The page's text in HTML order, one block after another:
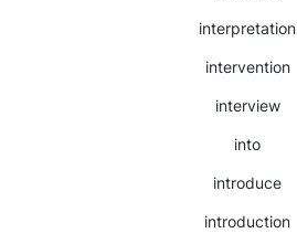
interpretation
intervention
interview
into
introduce
introduction